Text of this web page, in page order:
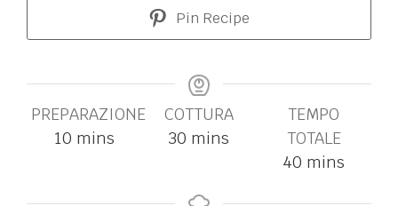
Pin Recipe
PREPARAZIONE
10 mins
COTTURA
30 mins
TEMPO
TOTALE
40 mins